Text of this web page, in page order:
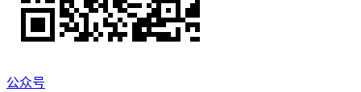
公众号